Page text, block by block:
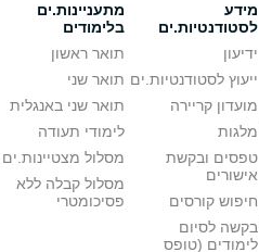
מידע
לסטודנטיות.ים
ידיעון
ייעוץ לסטודנטיות.ים
מועדון קריירה
מלגות
טפסים ובקשת
אישורים
חיפוש קורסים
בקשה לסיום
לימודים (טופס
מתעניינות.ים
בלימודים
תואר ראשון
תואר שני
תואר שני באנגלית
לימודי תעודה
מסלול מצטיינות.ים
מסלול קבלה ללא
פסיכומטרי